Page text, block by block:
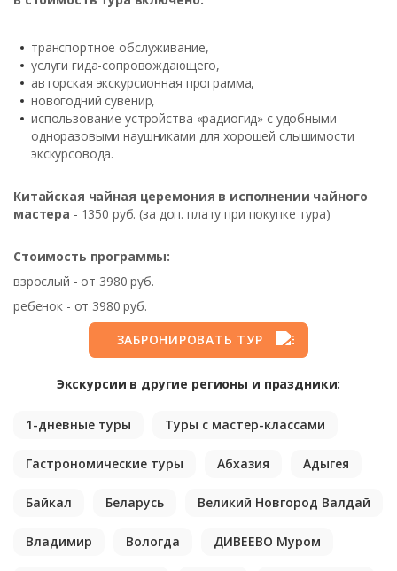
транспортное обслуживание,
услуги гида-сопровождающего,
авторская экскурсионная программа,
новогодний сувенир,
использование устройства «радиогид» с удобными
одноразовыми наушниками для хорошей слышимости
экскурсовода.
Китайская чайная церемония в исполнении чайного
мастера - 1350 руб. (за доп. плату при покупке тура)
Стоимость программы:
взрослый - от 3980 руб.
ребенок - от 3980 руб.
ЗАБРОНИРОВАТЬ ТУР
Экскурсии в другие регионы и праздники:
1-дневные туры Туры с мастер-классами
Гастрономические туры Абхазия Адыгея
Байкал Беларусь Великий Новгород Валдай
Владимир Вологда ДИВЕЕВО Муром